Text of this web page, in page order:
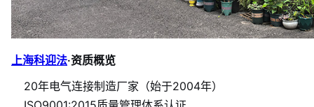
上海科迎法·资质概览
20年电气连接制造厂家（始于2004年）